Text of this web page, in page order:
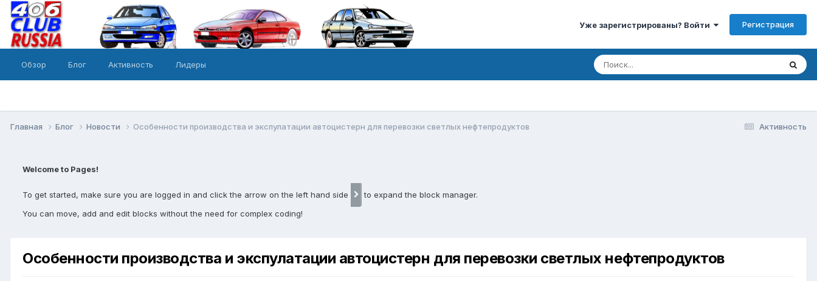
Уже зарегистрированы? Войти Регистрация
Обзор Блог Активность Лидеры
Активность
Главная Блог Новости Особенности производства и экспулатации автоцистерн для перевозки светлых нефтепродуктов
Welcome to Pages!
To get started, make sure you are logged in and click the arrow on the left hand side
to expand the block manager.
You can move, add and edit blocks without the need for complex coding!
Особенности производства и экспулатации автоцистерн для перевозки светлых нефтепродуктов